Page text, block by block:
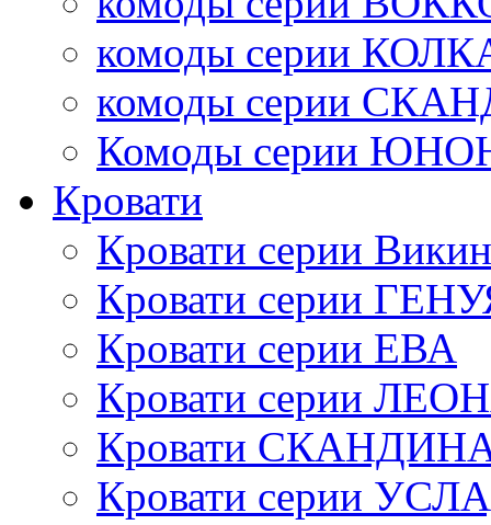
комоды серии
комоды серии
Комоды серии
Кровати
Кровати серии
Кровати серии
Кровати серии ЕВА
Кровати серии
Кровати
Кровати серии